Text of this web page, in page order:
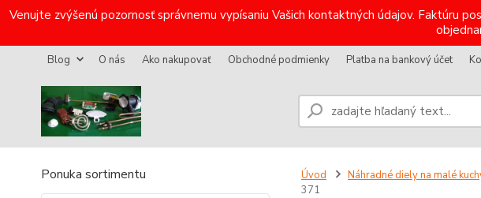
Venujte zvýšenú pozornosť správnemu vypísaniu Vašich kontaktných údajov. Faktúru
Blog O nás Ako nakupovať Obchodné podmienky Platba na bankový účet
Ponuka sortimentu Úvod Náhradné diely na malé
371